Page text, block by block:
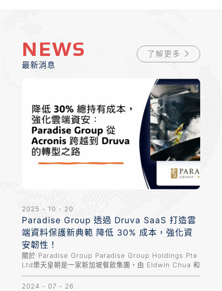
NEWS
最新消息
了解更多
2025 - 10 - 20
Paradise Group 透過 Druva SaaS 打造雲
端資料保護新典範 降低 30% 成本，強化資
安韌性！
關於 Paradise Group Paradise Group Holdings Pte
Ltd樂天皇朝是一家新加坡餐飲集團，由 Eldwin Chua 和
Edlan Chua 於 2002 年創立。旗下餐廳提供多樣化的中
式料理。 挑戰 Paradise Group 之前使用的備份方案...
2024 - 07 - 26